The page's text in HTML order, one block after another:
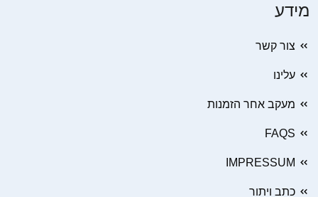
מידע
צור קשר
עלינו
מעקב אחר הזמנות
FAQS
IMPRESSUM
כתב ויתור